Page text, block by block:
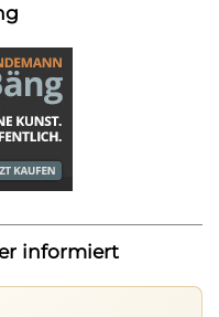
informiert